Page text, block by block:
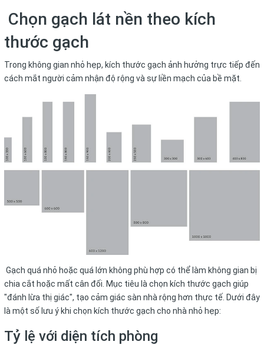
Chọn gạch lát nền theo kích
thước gạch
Trong không gian nhỏ hẹp, kích thước gạch ảnh hưởng trực tiếp đến
cách mắt người cảm nhận độ rộng và sự liền mạch của bề mặt.
Gạch quá nhỏ hoặc quá lớn không phù hợp có thể làm không gian bị
chia cắt hoặc mất cân đối. Mục tiêu là chọn kích thước gạch giúp
"đánh lừa thị giác", tạo cảm giác sàn nhà rộng hơn thực tế. Dưới đây
là một số lưu ý khi chọn kích thước gạch cho nhà nhỏ hẹp:
Tỷ lệ với diện tích phòng